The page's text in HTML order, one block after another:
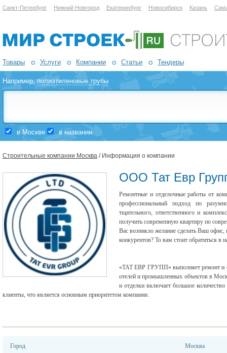
Санкт-Петербург Нижний Новгород Екатеринбург Новосибирск Казань
Товары Услуги Компании Статьи Тендеры
Например,полиэтиленовые трубы
в Москве в названии
Строительные компании Москва / Информация о компании
ООО Тат Евр
Ремонтные и отделочные работы от
профессиональный подход по
тщательного, ответственного и
получить современную квартиру по
Вас возникло желание сделать Ваш
конкурентов? То вам стоит обратиться
«ТАТ ЕВР ГРУПП» выполняет ремонт и
отелей и промышленных объектов в
и отделки включает большое
клиенты, что является основным приоритетом компании.
Город Москва